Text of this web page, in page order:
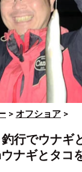
> オフショア >
行でウナギ
ウナギとタコ